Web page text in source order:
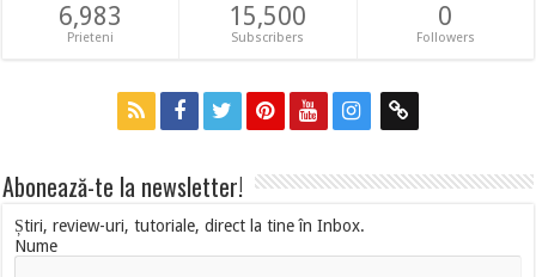
6,983
Prieteni
15,500
Subscribers
0
Followers
Abonează-te la newsletter!
Știri, review-uri, tutoriale, direct la tine în Inbox.
Nume